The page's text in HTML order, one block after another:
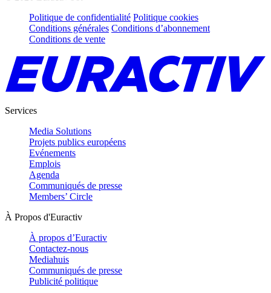
Politique de confidentialité Politique cookies
Conditions générales Conditions d’abonnement
Conditions de vente
Services
Media Solutions
Projets publics européens
Evénements
Emplois
Agenda
Communiqués de presse
Members’ Circle
À Propos d'Euractiv
À propos d’Euractiv
Contactez-nous
Mediahuis
Communiqués de presse
Publicité politique